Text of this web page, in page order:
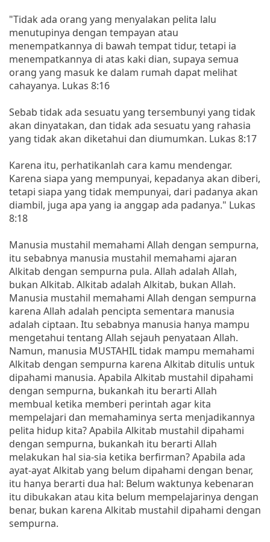
"Tidak ada orang yang menyalakan pelita lalu
menutupinya dengan tempayan atau
menempatkannya di bawah tempat tidur, tetapi ia
menempatkannya di atas kaki dian, supaya semua
orang yang masuk ke dalam rumah dapat melihat
cahayanya. Lukas 8:16
Sebab tidak ada sesuatu yang tersembunyi yang tidak
akan dinyatakan, dan tidak ada sesuatu yang rahasia
yang tidak akan diketahui dan diumumkan. Lukas 8:17
Karena itu, perhatikanlah cara kamu mendengar.
Karena siapa yang mempunyai, kepadanya akan diberi,
tetapi siapa yang tidak mempunyai, dari padanya akan
diambil, juga apa yang ia anggap ada padanya." Lukas
8:18
Manusia mustahil memahami Allah dengan sempurna,
itu sebabnya manusia mustahil memahami ajaran
Alkitab dengan sempurna pula. Allah adalah Allah,
bukan Alkitab. Alkitab adalah Alkitab, bukan Allah.
Manusia mustahil memahami Allah dengan sempurna
karena Allah adalah pencipta sementara manusia
adalah ciptaan. Itu sebabnya manusia hanya mampu
mengetahui tentang Allah sejauh penyataan Allah.
Namun, manusia MUSTAHIL tidak mampu memahami
Alkitab dengan sempurna karena Alkitab ditulis untuk
dipahami manusia. Apabila Alkitab mustahil dipahami
dengan sempurna, bukankah itu berarti Allah
membual ketika memberi perintah agar kita
mempelajari dan memahaminya serta menjadikannya
pelita hidup kita? Apabila Alkitab mustahil dipahami
dengan sempurna, bukankah itu berarti Allah
melakukan hal sia-sia ketika berfirman? Apabila ada
ayat-ayat Alkitab yang belum dipahami dengan benar,
itu hanya berarti dua hal: Belum waktunya kebenaran
itu dibukakan atau kita belum mempelajarinya dengan
benar, bukan karena Alkitab mustahil dipahami dengan
sempurna.